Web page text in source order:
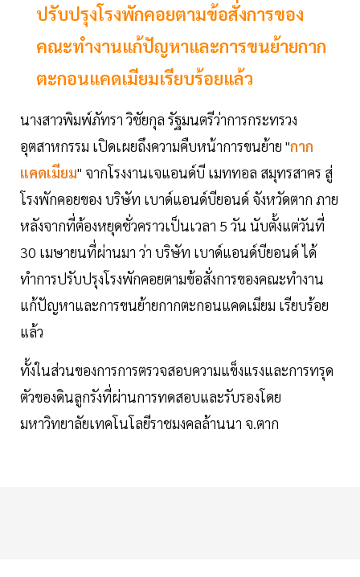
ปรับปรุงโรงพักคอยตามข้อสั่งการของ
คณะทำงานแก้ปัญหาและการขนย้ายกาก
ตะกอนแคดเมียมเรียบร้อยแล้ว
นางสาวพิมพ์ภัทรา วิชัยกุล รัฐมนตรีว่าการกระทรวง
อุตสาหกรรม เปิดเผยถึงความคืบหน้าการขนย้าย "กาก
แคดเมียม" จากโรงงานเจแอนด์บี เมททอล สมุทรสาคร สู่
โรงพักคอยของ บริษัท เบาด์แอนด์บียอนด์ จังหวัดตาก ภาย
หลังจากที่ต้องหยุดชั่วคราวเป็นเวลา 5 วัน นับตั้งแต่วันที่
30 เมษายนที่ผ่านมา ว่า บริษัท เบาด์แอนด์บียอนด์ ได้
ทำการปรับปรุงโรงพักคอยตามข้อสั่งการของคณะทำงาน
แก้ปัญหาและการขนย้ายกากตะกอนแคดเมียม เรียบร้อย
แล้ว
ทั้งในส่วนของการการตรวจสอบความแข็งแรงและการทรุด
ตัวของดินลูกรังที่ผ่านการทดสอบและรับรองโดย
มหาวิทยาลัยเทคโนโลยีราชมงคลล้านนา จ.ตาก